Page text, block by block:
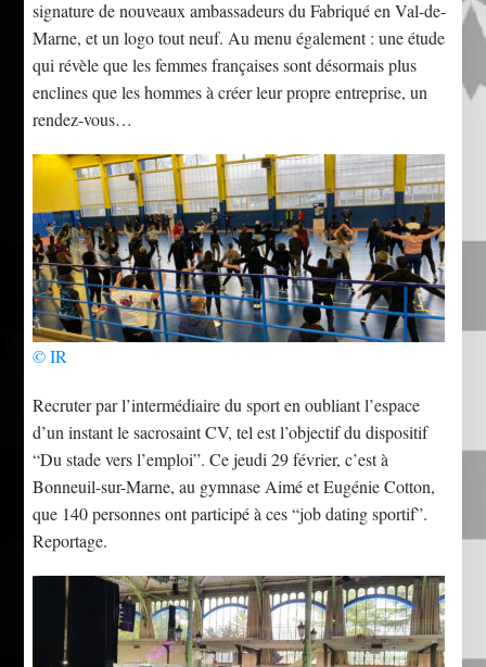
signature de nouveaux ambassadeurs du Fabriqué en Val-de-
Marne, et un logo tout neuf. Au menu également : une étude
qui révèle que les femmes françaises sont désormais plus
enclines que les hommes à créer leur propre entreprise, un
rendez-vous…
© IR
Recruter par l’intermédiaire du sport en oubliant l’espace
d’un instant le sacrosaint CV, tel est l’objectif du dispositif
“Du stade vers l’emploi”. Ce jeudi 29 février, c’est à
Bonneuil-sur-Marne, au gymnase Aimé et Eugénie Cotton,
que 140 personnes ont participé à ces “job dating sportif”.
Reportage.